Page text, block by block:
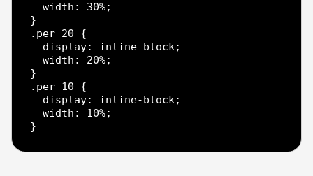
  width: 30%;
}
.per-20 {
  width: 20%;
}
.per-10 {
  width: 10%;